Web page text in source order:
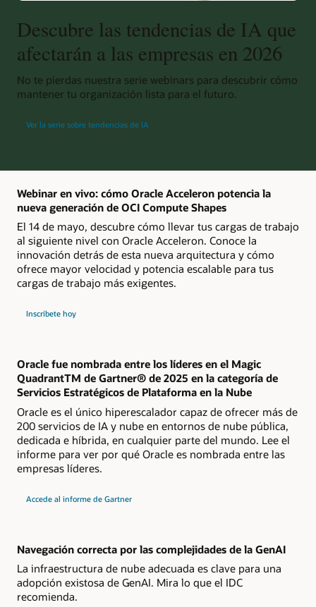
Descubre las tendencias de IA que
afectarán a las empresas en 2026
No te pierdas nuestra serie webinars para descubrir cómo
mantener tu organización lista para el futuro.
Ver la serie sobre tendencias de IA
Webinar en vivo: cómo Oracle Acceleron potencia la
nueva generación de OCI Compute Shapes
El 14 de mayo, descubre cómo llevar tus cargas de trabajo
al siguiente nivel con Oracle Acceleron. Conoce la
innovación detrás de esta nueva arquitectura y cómo
ofrece mayor velocidad y potencia escalable para tus
cargas de trabajo más exigentes.
Inscríbete hoy
webinar
Oracle
Acceleron
potencia
la
nueva
generación
de
OCI
Compute
Shapes
Oracle fue nombrada entre los líderes en el Magic
QuadrantTM de Gartner® de 2025 en la categoría de
Servicios Estratégicos de Plataforma en la Nube
Oracle es el único hiperescalador capaz de ofrecer más de
200 servicios de IA y nube en entornos de nube pública,
dedicada e híbrida, en cualquier parte del mundo. Lee el
informe para ver por qué Oracle es nombrada entre las
empresas líderes.
Accede al informe de Gartner
Gartner
en
la
categoría
de
servicios
estratégicos
de
Navegación correcta por las complejidades de la GenAI
La infraestructura de nube adecuada es clave para una
adopción existosa de GenAI. Mira lo que el IDC
recomienda.